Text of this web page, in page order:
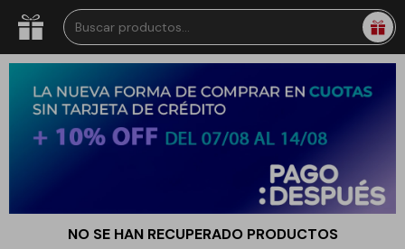
NO SE HAN RECUPERADO PRODUCTOS